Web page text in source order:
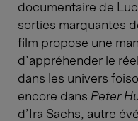
documentaire de
sorties marquantes
film propose une
d’appréhender le
dans les univers
encore dans Peter
d’Ira Sachs, autre